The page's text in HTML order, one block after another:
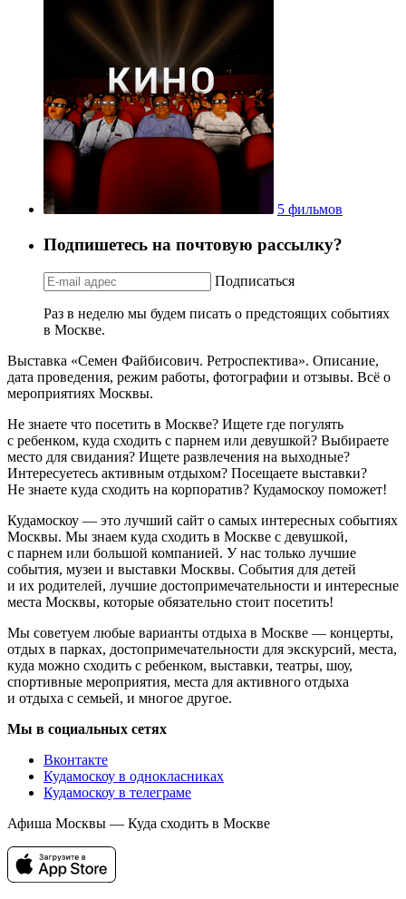
5 фильмов
Подпишетесь на почтовую рассылку?
Подписаться
Раз в неделю мы будем писать о предстоящих событиях
в Москве.
Выставка «Семен Файбисович. Ретроспектива». Описание,
дата проведения, режим работы, фотографии и отзывы. Всё о
мероприятиях Москвы.
Не знаете что посетить в Москве? Ищете где погулять
с ребенком, куда сходить с парнем или девушкой? Выбираете
место для свидания? Ищете развлечения на выходные?
Интересуетесь активным отдыхом? Посещаете выставки?
Не знаете куда сходить на корпоратив? Кудамоскоу поможет!
Кудамоскоу — это лучший сайт о самых интересных событиях
Москвы. Мы знаем куда сходить в Москве с девушкой,
с парнем или большой компанией. У нас только лучшие
события, музеи и выставки Москвы. События для детей
и их родителей, лучшие достопримечательности и интересные
места Москвы, которые обязательно стоит посетить!
Мы советуем любые варианты отдыха в Москве — концерты,
отдых в парках, достопримечательности для экскурсий, места,
куда можно сходить с ребенком, выставки, театры, шоу,
спортивные мероприятия, места для активного отдыха
и отдыха с семьей, и многое другое.
Мы в социальных сетях
Вконтакте
Кудамоскоу в однокласниках
Кудамоскоу в телеграме
Афиша Москвы — Куда сходить в Москве